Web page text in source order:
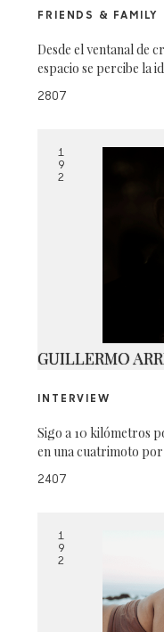
FRIENDS & FAMILY
Desde el ventanal de
espacio se percibe la
2807
1
9
2
GUILLERMO
INTERVIEW
Sigo a 10 kilómetros
en una cuatrimoto
2407
1
9
2